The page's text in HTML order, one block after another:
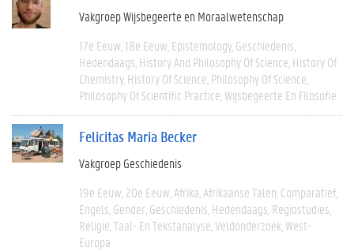
Vakgroep Wijsbegeerte en Moraalwetenschap
17e Eeuw 18e Eeuw Epistemology Geschiedenis
Hedendaags History And Philosophy Of Science History Of
Chemistry History Of Science Philosophy Of Science
Philosophy Of Scientific Practice Wijsbegeerte En Filosofie
Felicitas Maria Becker
Vakgroep Geschiedenis
19e Eeuw 20e Eeuw Afrika Afrikaanse Talen Comparatief
Engels Gender Geschiedenis Hedendaags Regiostudies
Religie Taal- En Tekstanalyse Veldonderzoek West-
Europa